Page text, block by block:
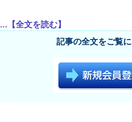
...【全文を読む】
記事の全文をご覧